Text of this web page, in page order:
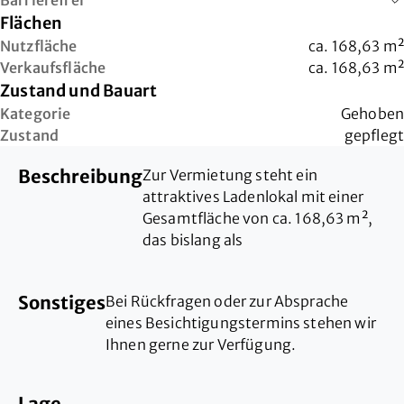
Flächen
Nutzfläche ca. 168,63 m²
Verkaufsfläche
ca. 168,63 m²
Zustand und Bauart
Kategorie
Gehoben
Zustand
gepflegt
BeschreibungZur Vermietung steht ein
attraktives Ladenlokal mit einer
Gesamtfläche von ca. 168,63 m²,
das bislang als
Grundrisses und der flexiblen
Raumaufteilung eignet sich die
Einheit ebenso hervorragend für
SonstigesBei Rückfragen oder zur Absprache
eines Besichtigungstermins stehen wir
Ihnen gerne zur Verfügung.